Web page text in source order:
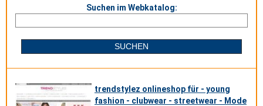
Suchen im Webkatalog:
trendstylez onlineshop für - young
fashion - clubwear - streetwear - Mode